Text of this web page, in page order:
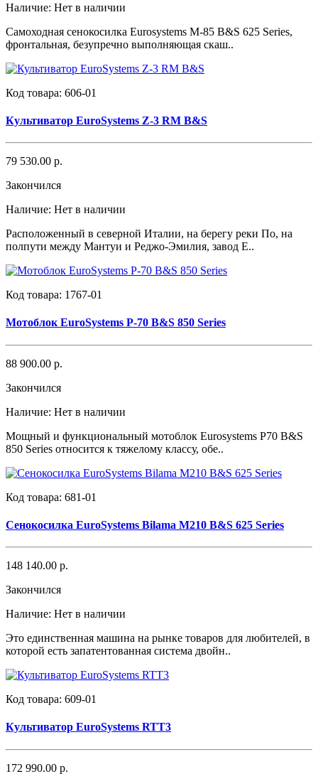
Наличие: Нет в наличии
Самоходная сенокосилка Eurosystems M-85 B&S 625 Series,
фронтальная, безупречно выполняющая скаш..
Код товара: 606-01
Культиватор EuroSystems Z-3 RM B&S
79 530.00 р.
Закончился
Наличие: Нет в наличии
Расположенный в северной Италии, на берегу реки По, на
полпути между Мантуи и Реджо-Эмилия, завод E..
Код товара: 1767-01
Мотоблок EuroSystems P-70 B&S 850 Series
88 900.00 р.
Закончился
Наличие: Нет в наличии
Мощный и функциональный мотоблок Eurosystems P70 B&S
850 Series относится к тяжелому классу, обе..
Код товара: 681-01
Сенокосилка EuroSystems Bilama M210 B&S 625 Series
148 140.00 р.
Закончился
Наличие: Нет в наличии
Это единственная машина на рынке товаров для любителей, в
которой есть запатентованная система двойн..
Код товара: 609-01
Культиватор EuroSystems RTT3
172 990.00 р.